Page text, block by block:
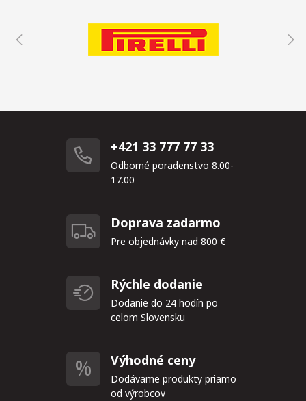
+421 33 777 77 33
Odborné poradenstvo 8.00-
17.00
Doprava zadarmo
Pre objednávky nad 800 €
Rýchle dodanie
Dodanie do 24 hodín po
celom Slovensku
Výhodné ceny
Dodávame produkty priamo
od výrobcov